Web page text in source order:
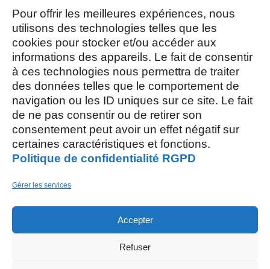
Pour offrir les meilleures expériences, nous
utilisons des technologies telles que les
cookies pour stocker et/ou accéder aux
informations des appareils. Le fait de consentir
à ces technologies nous permettra de traiter
des données telles que le comportement de
navigation ou les ID uniques sur ce site. Le fait
de ne pas consentir ou de retirer son
consentement peut avoir un effet négatif sur
certaines caractéristiques et fonctions.
Politique de confidentialité RGPD
Gérer les services
Accepter
Refuser
13h30/17h15
Mercredi et Samedi : 8h- 12h
AOÛT, 2026
03
M